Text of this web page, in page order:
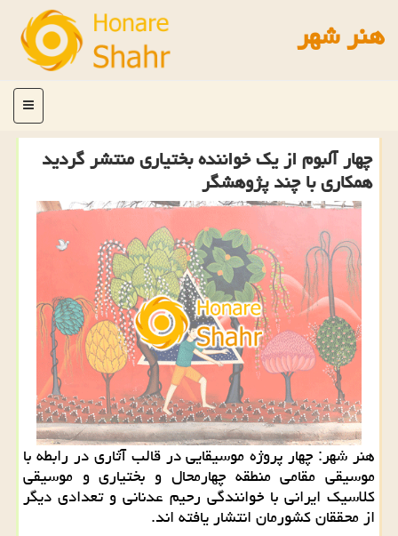
هنر شهر
منو
چهار آلبوم از یک خواننده بختیاری منتشر گردید
همکاری با چند پژوهشگر
هنر شهر: چهار پروژه موسیقایی در قالب آثاری در رابطه با
موسیقی مقامی منطقه چهارمحال و بختیاری و موسیقی
کلاسیک ایرانی با خوانندگی رحیم عدنانی و تعدادی دیگر
از محققان کشورمان انتشار یافته اند.